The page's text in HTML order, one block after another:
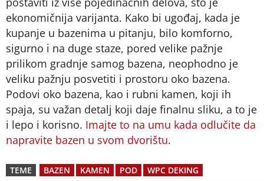
ekonomičnija varijanta. Kako bi ugođaj, kada je
kupanje u bazenima u pitanju, bilo komforno,
sigurno i na duge staze, pored velike pažnje
prilikom gradnje samog bazena, neophodno je
veliku pažnju posvetiti i prostoru oko bazena.
Podovi oko bazena, kao i rubni kamen, koji ih
spaja, su važan detalj koji daje finalnu sliku, a to je
i lepo i korisno. Imajte to na umu kada odlučite da
napravite bazen u svom dvorištu.
TEME BAZEN KAMEN POD WPC DEKING